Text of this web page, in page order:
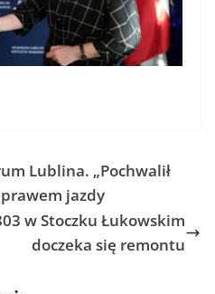
Lublina. „Pochwalił
jazdy
w Stoczku Łukowskim
doczeka się remontu